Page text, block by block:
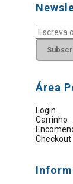
Área
Login
Carrinho
Checkout